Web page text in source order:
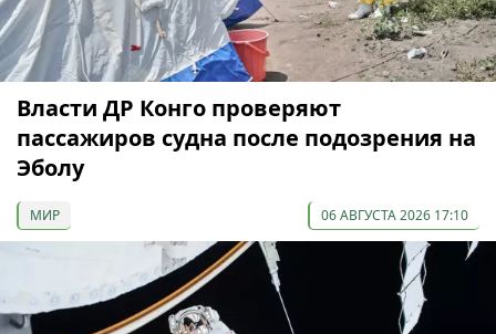
Власти ДР Конго проверяют
пассажиров судна после подозрения на
Эболу
МИР 06 АВГУСТА 2026 17:10